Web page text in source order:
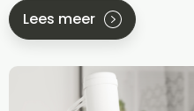
Lees meer